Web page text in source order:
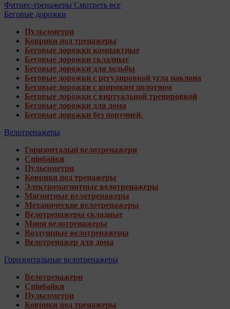
Фитнес-тренажеры Смотреть все
Беговые дорожки
Пульсометри
Коврики под тренажеры
Беговые дорожки компактные
Беговые дорожки складные
Беговые дорожки для ходьбы
Беговые дорожки с регулировкой угла наклона
Беговые дорожки с широким полотном
Беговые дорожки с виртуальной тренировкой
Беговые дорожки для дома
Беговые дорожки без поручней.
Велотренажеры
Горизонтальні велотренажери
Спінбайки
Пульсометри
Коврики под тренажеры
Электромагнитные велотренажеры
Магнитные велотренажеры
Механические велотренажеры
Велотренажеры складные
Мини велотренажеры
Воздушные велотренажеры
Велотренажер для дома
Горизонтальные велотренажеры
Велотренажери
Спінбайки
Пульсометри
Коврики под тренажеры